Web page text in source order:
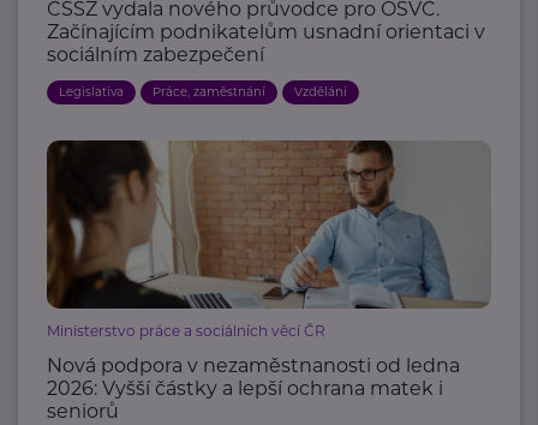
ČSSZ vydala nového průvodce pro OSVČ.
Začínajícím podnikatelům usnadní orientaci v
sociálním zabezpečení
Legislativa Práce, zaměstnání Vzdělání
Ministerstvo práce a sociálních věcí ČR
Nová podpora v nezaměstnanosti od ledna
2026: Vyšší částky a lepší ochrana matek i
seniorů